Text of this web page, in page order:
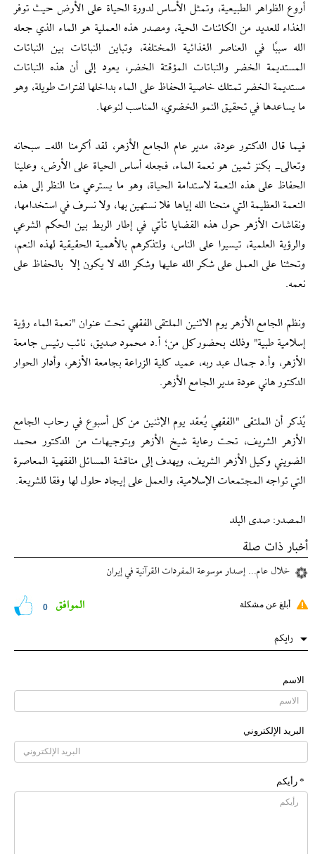
أروع الظواهر الطبيعية، وتمثل الأساس لدورة الحياة على الأرض حيث توفر
الغذاء للعديد من الكائنات الحية، ومصدر هذه العملية هو الماء الذي جعله
الله سببًا في العناصر الغذائية المختلفة، وتباين النباتات بين النباتات
المستديمة الخضر والنباتات المؤقتة الخضر، يعود إلى أن هذه النباتات
مستديمة الخضر تمتلك خاصية الحفاظ على الماء بداخلها لفترات طويلة، وهو
ما يساعدها في تحقيق النمو الخضري، المناسب لنوعها.
فيما قال الدكتور عودة، مدير عام الجامع الأزهر، لقد أكرمنا الله- سبحانه
وتعالى- بكنز ثمين هو نعمة الماء، فجعله أساس الحياة على الأرض، وعلينا
الحفاظ على هذه النعمة لاستدامة الحياة، وهو ما يسترعي منا النظر إلى هذه
النعمة العظيمة التي منحنا الله إياها فلا نستهين بها، ولا نسرف في استخدامها،
ونقاشات الأزهر حول هذه القضايا تأتي في إطار الربط بين الحكم الشرعي
والرؤية العلمية، تيسيرا على الناس، ولتذكرهم بالأهمية الحقيقية لهذه النعم،
وتحثنا على العمل على شكر الله عليها وشكر الله لا يكون إلا بالحفاظ على
نعمه.
ونظم الجامع الأزهر يوم الاثنين الملتقى الفقهي تحت عنوان "نعمة الماء رؤية
إسلامية طبية" وذلك بحضور كل من؛ أ.د محمود صديق، نائب رئيس جامعة
الأزهر، وأ.د جمال عبد ربه، عميد كلية الزراعة بجامعة الأزهر، وأدار الحوار
الدكتور هاني عودة مدير الجامع الأزهر.
يُذكر أن الملتقى "الفقهي يُعقد يوم الإثنين من كل أسبوع في رحاب الجامع
الأزهر الشريف، تحت رعاية شيخ الأزهر وبتوجيهات من الدكتور محمد
الضويني وكيل الأزهر الشريف، ويهدف إلى مناقشة المسائل الفقهية المعاصرة
التي تواجه المجتمعات الإسلامية، والعمل على إيجاد حلول لها وفقا للشريعة.
المصدر: صدى البلد
أخبار ذات صلة
خلال عام... إصدار موسوعة المفردات القرآنية في إيران
أبلغ عن مشكلة 0 الموافق
رایکم
الاسم
البرید الإلکتروني
* رأیکم